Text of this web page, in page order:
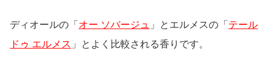
ディオールの「 オー ソバージュ 」とエルメスの「 テール
ドゥ エルメス 」とよく比較される香りです。